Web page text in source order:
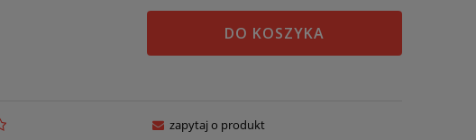
DO KOSZYKA
zapytaj o produkt